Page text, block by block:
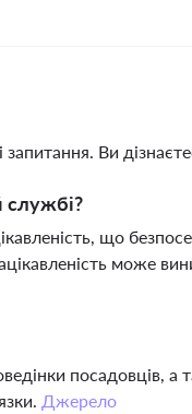
запитання. Ви
службі?
що
може
посадовців,
Джерело